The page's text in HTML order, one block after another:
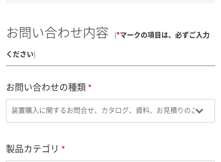
お問い合わせ内容 (*マークの項目は、必ずご入力
ください)
お問い合わせの種類
製品カテゴリ